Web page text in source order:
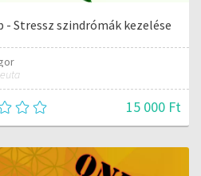
- Stressz szindrómák kezelése
15 000 Ft